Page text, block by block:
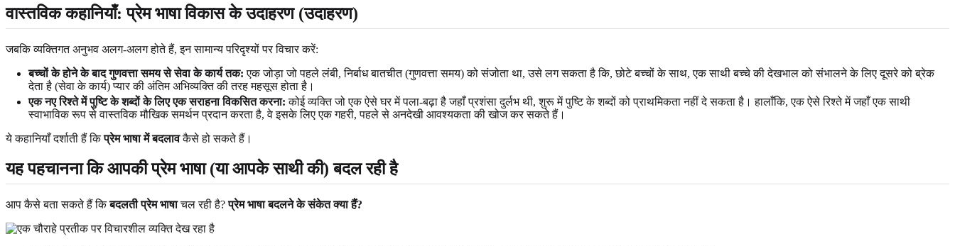
वास्तविक कहानियाँ: प्रेम भाषा विकास के उदाहरण(उदाहरण)
जबकि व्यक्तिगत अनुभव अलग-अलग होते हैं, इन सामान्य परिदृश्यों पर विचार करें:
बच्चों के होने के बाद गुणवत्ता समय से सेवा के कार्य तक: एक जोड़ा जो पहले लंबी, निर्बाध बातचीत (गुणवत्ता समय) को संजोता था, उसे लग सकता है कि, छोटे बच्चों के साथ, एक साथी बच्चे की देखभाल को संभालने के लिए दूसरे को ब्रेक
देता है (सेवा के कार्य) प्यार की अंतिम अभिव्यक्ति की तरह महसूस होता है।
एक नए रिश्ते में पुष्टि के शब्दों के लिए एक सराहना विकसित करना: कोई व्यक्ति जो एक ऐसे घर में पला-बढ़ा है जहाँ प्रशंसा दुर्लभ थी, शुरू में पुष्टि के शब्दों को प्राथमिकता नहीं दे सकता है। हालाँकि, एक ऐसे रिश्ते में जहाँ एक साथी
स्वाभाविक रूप से वास्तविक मौखिक समर्थन प्रदान करता है, वे इसके लिए एक गहरी, पहले से अनदेखी आवश्यकता की खोज कर सकते हैं।
ये कहानियाँ दर्शाती हैं किप्रेम भाषा में बदलावकैसे हो सकते हैं।
यह पहचानना कि आपकी प्रेम भाषा (या आपके साथी की) बदल रही है
आप कैसे बता सकते हैं किबदलती प्रेम भाषाचल रही है?प्रेम भाषा बदलने के संकेत क्या हैं?